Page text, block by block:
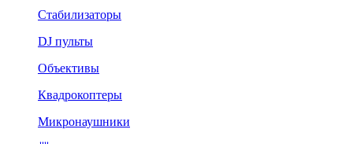
Стабилизаторы
DJ пульты
Объективы
Квадрокоптеры
Микронаушники